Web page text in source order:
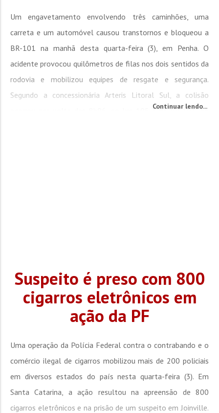
Um engavetamento envolvendo três caminhões, uma
carreta e um automóvel causou transtornos e bloqueou a
BR-101 na manhã desta quarta-feira (3), em Penha. O
acidente provocou quilômetros de filas nos dois sentidos da
rodovia e mobilizou equipes de resgate e segurança.
Segundo a concessionária Arteris Litoral Sul, a colisão
ocorreu por volta das 8h06, no km 105,2 da BR-101, no
Continuar lendo...
Suspeito é preso com 800
cigarros eletrônicos em
ação da PF
Uma operação da Polícia Federal contra o contrabando e o
comércio ilegal de cigarros mobilizou mais de 200 policiais
em diversos estados do país nesta quarta-feira (3). Em
Santa Catarina, a ação resultou na apreensão de 800
cigarros eletrônicos e na prisão de um suspeito em Joinville.